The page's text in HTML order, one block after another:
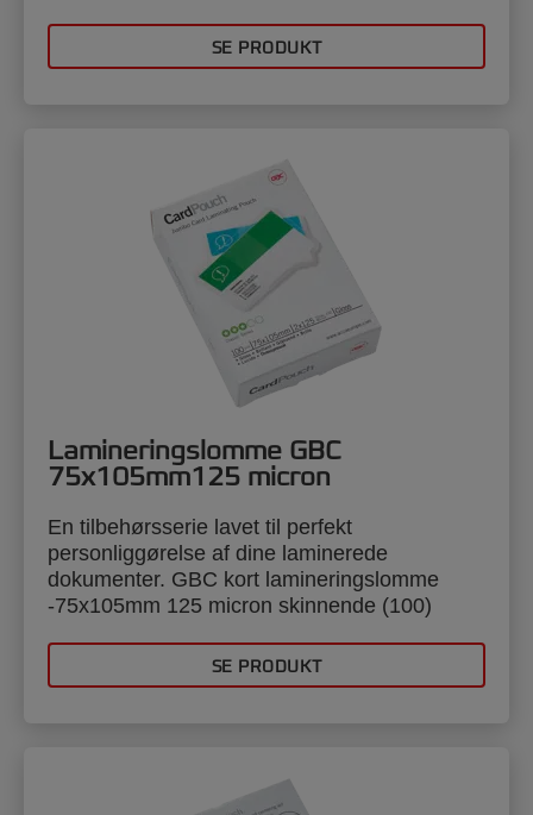
SE PRODUKT
Lamineringslomme GBC
75x105mm125 micron
En tilbehørsserie lavet til perfekt
personliggørelse af dine laminerede
dokumenter. GBC kort lamineringslomme
-75x105mm 125 micron skinnende (100)
SE PRODUKT